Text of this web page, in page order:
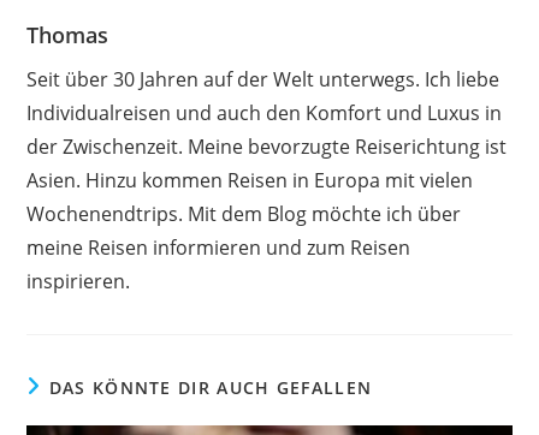
Thomas
Seit über 30 Jahren auf der Welt unterwegs. Ich liebe
Individualreisen und auch den Komfort und Luxus in
der Zwischenzeit. Meine bevorzugte Reiserichtung ist
Asien. Hinzu kommen Reisen in Europa mit vielen
Wochenendtrips. Mit dem Blog möchte ich über
meine Reisen informieren und zum Reisen
inspirieren.
DAS KÖNNTE DIR AUCH GEFALLEN